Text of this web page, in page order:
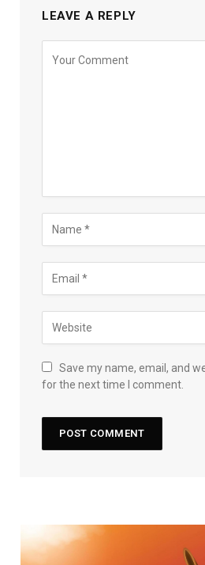
LEAVE A REPLY
Save my name, email, and
for the next time I comment.